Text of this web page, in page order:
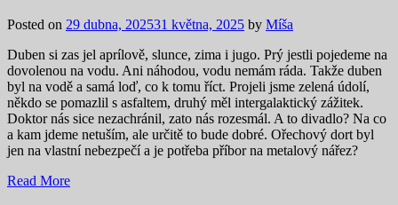
Posted on 29 dubna, 202531 května, 2025 by Míša
Duben si zas jel aprílově, slunce, zima i jugo. Prý jestli pojedeme na
dovolenou na vodu. Ani náhodou, vodu nemám ráda. Takže duben
byl na vodě a samá loď, co k tomu říct. Projeli jsme zelená údolí,
někdo se pomazlil s asfaltem, druhý měl intergalaktický zážitek.
Doktor nás sice nezachránil, zato nás rozesmál. A to divadlo? Na co
a kam jdeme netuším, ale určitě to bude dobré. Ořechový dort byl
jen na vlastní nebezpečí a je potřeba příbor na metalový nářez?
Read More